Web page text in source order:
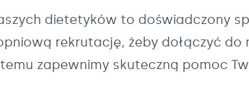
dietetyków to doświadczony
rekrutację, żeby dołączyć do
temu zapewnimy skuteczną pomoc